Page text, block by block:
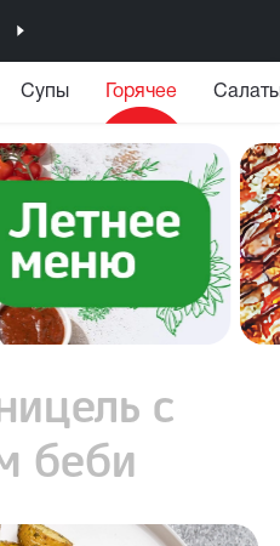
Супы Горячее
с
беби